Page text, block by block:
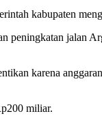
kabupaten
peningkatan jalan
karena
miliar.